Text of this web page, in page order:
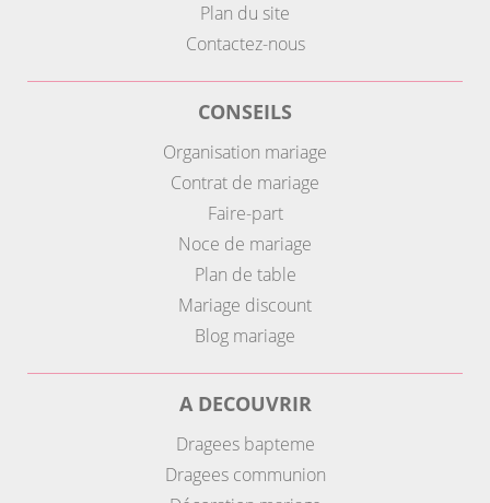
Plan du site
Contactez-nous
CONSEILS
Organisation mariage
Contrat de mariage
Faire-part
Noce de mariage
Plan de table
Mariage discount
Blog mariage
A DECOUVRIR
Dragees bapteme
Dragees communion